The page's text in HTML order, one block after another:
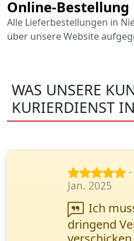
Online-Bestellung
Alle Lieferbestellungen in
über unsere Website
WAS UNSERE
KURIERDIENST
Nov. 2024
Ihr
echte